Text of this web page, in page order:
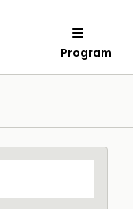
Program